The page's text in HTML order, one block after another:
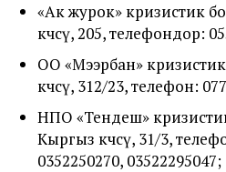
«Ак журок» кризистик
көчөсү, 205, телефондор:
ОО «Мээрбан»
көчөсү, 312/23, телефон:
НПО «Тендеш»
Кыргыз көчөсү, 31/3,
0352250270, 03522295047;